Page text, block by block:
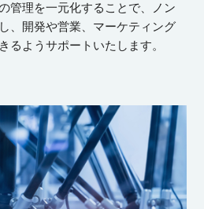
管理を一元化することで、ノン
、開発や営業、マーケティング
るようサポートいたします。